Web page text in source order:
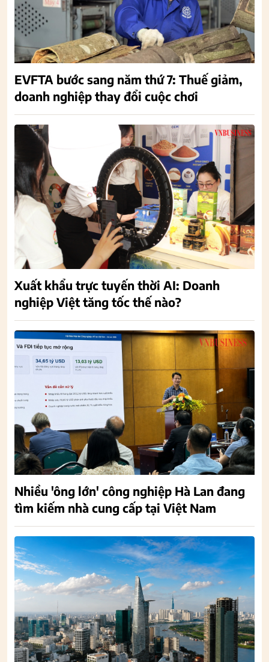
EVFTA bước sang năm thứ 7: Thuế giảm,
doanh nghiệp thay đổi cuộc chơi
Xuất khẩu trực tuyến thời AI: Doanh
nghiệp Việt tăng tốc thế nào?
Nhiều 'ông lớn' công nghiệp Hà Lan đang
tìm kiếm nhà cung cấp tại Việt Nam